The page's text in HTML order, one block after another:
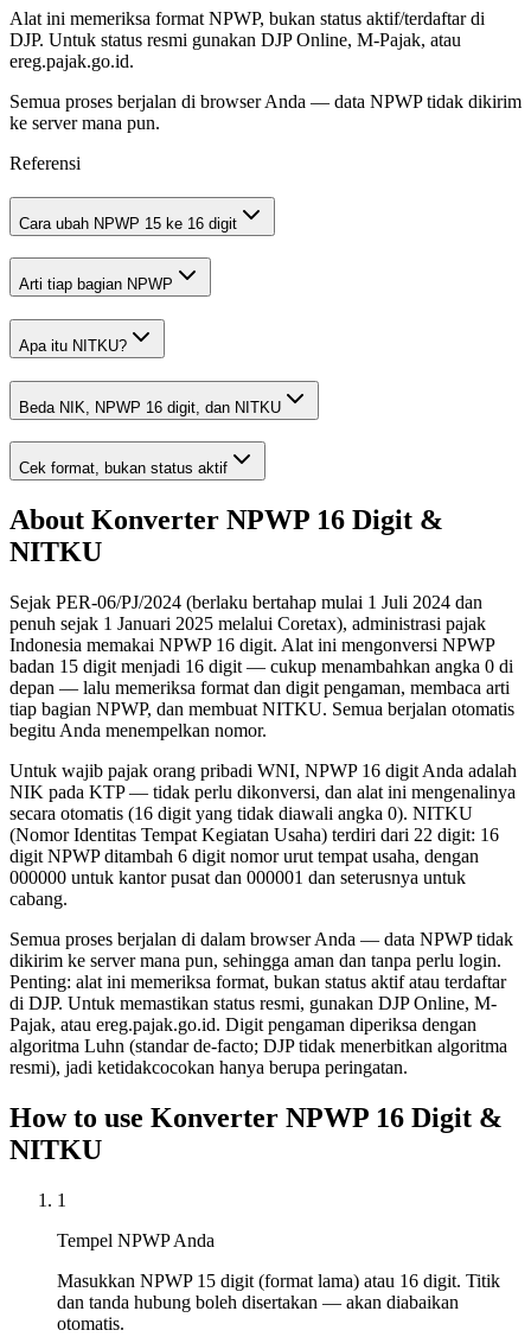
Alat ini memeriksa format NPWP, bukan status aktif/terdaftar di
DJP. Untuk status resmi gunakan DJP Online, M-Pajak, atau
ereg.pajak.go.id.
Semua proses berjalan di browser Anda — data NPWP tidak dikirim
ke server mana pun.
Referensi
Cara ubah NPWP 15 ke 16 digit
Arti tiap bagian NPWP
Apa itu NITKU?
Beda NIK, NPWP 16 digit, dan NITKU
Cek format, bukan status aktif
About Konverter NPWP 16 Digit &
NITKU
Sejak PER-06/PJ/2024 (berlaku bertahap mulai 1 Juli 2024 dan
penuh sejak 1 Januari 2025 melalui Coretax), administrasi pajak
Indonesia memakai NPWP 16 digit. Alat ini mengonversi NPWP
badan 15 digit menjadi 16 digit — cukup menambahkan angka 0 di
depan — lalu memeriksa format dan digit pengaman, membaca arti
tiap bagian NPWP, dan membuat NITKU. Semua berjalan otomatis
begitu Anda menempelkan nomor.
Untuk wajib pajak orang pribadi WNI, NPWP 16 digit Anda adalah
NIK pada KTP — tidak perlu dikonversi, dan alat ini mengenalinya
secara otomatis (16 digit yang tidak diawali angka 0). NITKU
(Nomor Identitas Tempat Kegiatan Usaha) terdiri dari 22 digit: 16
digit NPWP ditambah 6 digit nomor urut tempat usaha, dengan
000000 untuk kantor pusat dan 000001 dan seterusnya untuk
cabang.
Semua proses berjalan di dalam browser Anda — data NPWP tidak
dikirim ke server mana pun, sehingga aman dan tanpa perlu login.
Penting: alat ini memeriksa format, bukan status aktif atau terdaftar
di DJP. Untuk memastikan status resmi, gunakan DJP Online, M-
Pajak, atau ereg.pajak.go.id. Digit pengaman diperiksa dengan
algoritma Luhn (standar de-facto; DJP tidak menerbitkan algoritma
resmi), jadi ketidakcocokan hanya berupa peringatan.
How to use Konverter NPWP 16 Digit &
NITKU
1
Tempel NPWP Anda
Masukkan NPWP 15 digit (format lama) atau 16 digit. Titik
dan tanda hubung boleh disertakan — akan diabaikan
otomatis.